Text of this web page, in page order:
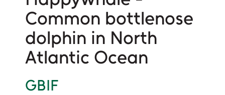
Common bottlenose
dolphin in North
Atlantic Ocean
GBIF